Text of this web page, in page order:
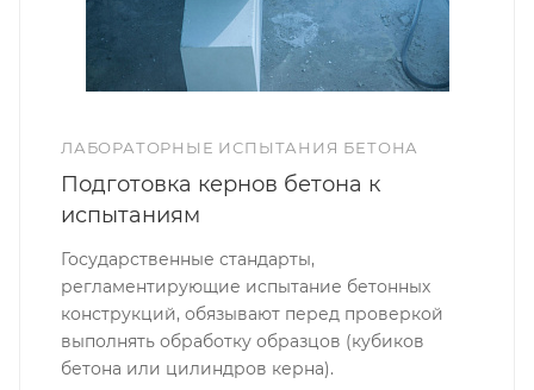
ЛАБОРАТОРНЫЕ ИСПЫТАНИЯ БЕТОНА
Подготовка кернов бетона к
испытаниям
Государственные стандарты,
регламентирующие испытание бетонных
конструкций, обязывают перед проверкой
выполнять обработку образцов (кубиков
бетона или цилиндров керна).